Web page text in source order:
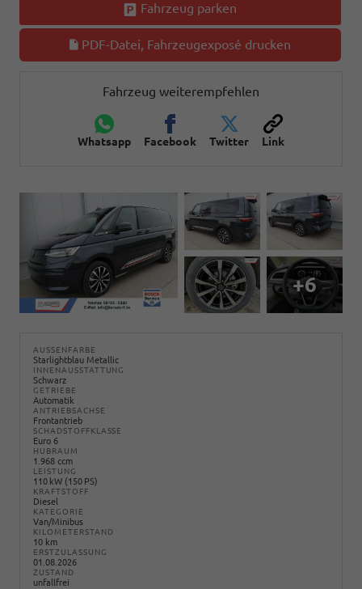
Fahrzeug parken
PDF-Datei, Fahrzeugexposé drucken
Fahrzeug weiterempfehlen
Whatsapp Facebook Twitter Link
+6
AUSSENFARBE
Starlightblau Metallic
INNENAUSSTATTUNG
Schwarz
GETRIEBE
Automatik
ANTRIEBSACHSE
Frontantrieb
SCHADSTOFFKLASSE
Euro 6
HUBRAUM
1.968 ccm
LEISTUNG
110 kW (150 PS)
KRAFTSTOFF
Diesel
KATEGORIE
Van/Minibus
KILOMETERSTAND
10 km
ERSTZULASSUNG
01.08.2026
ZUSTAND
unfallfrei